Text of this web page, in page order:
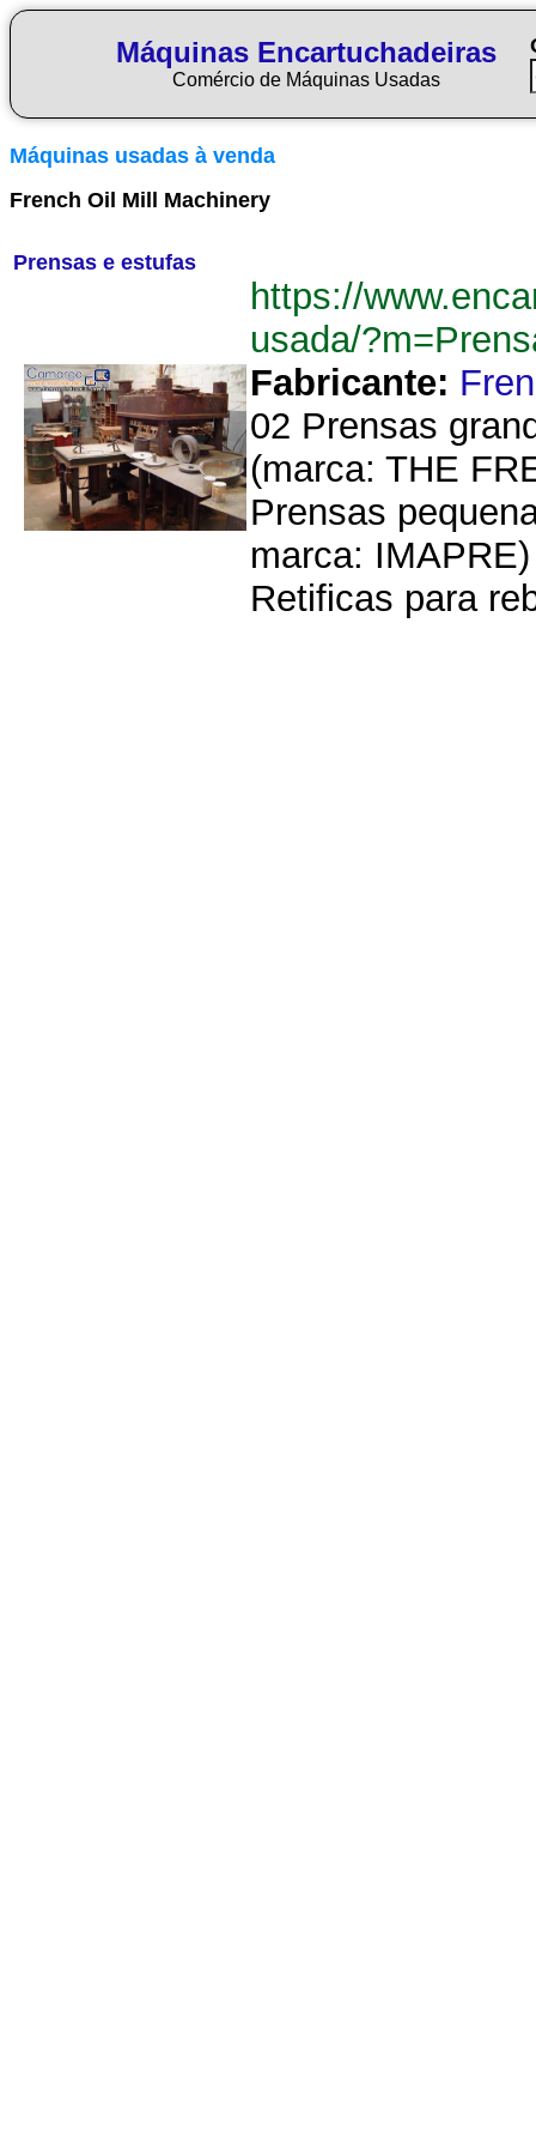
Máquinas Encartuchadeiras
Comércio de Máquinas Usadas
Máquinas usadas à venda
French Oil Mill Machinery
Prensas e estufas
https://
usada/
Fabricante:
02 Prensas
(marca: THE
Prensas
marca:
Retificas para